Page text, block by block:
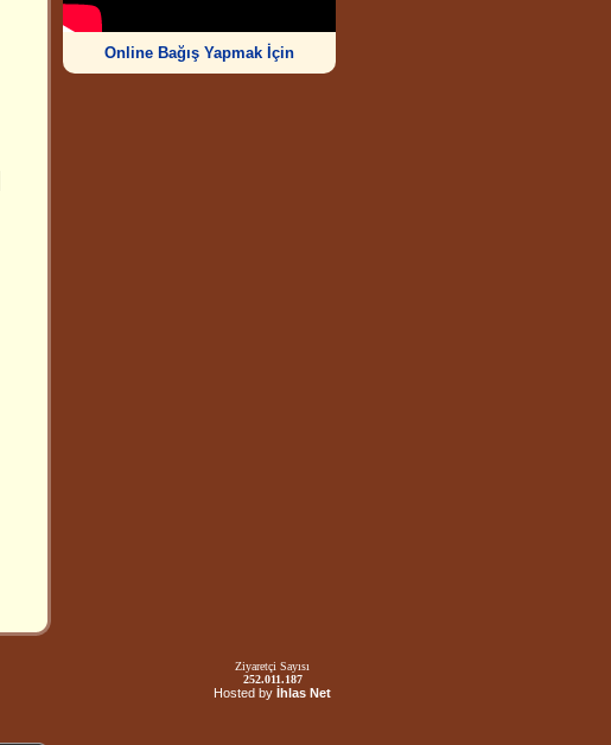
Online Bağış Yapmak İçin
Ziyaretçi Sayısı
252.011.187
Hosted by İhlas Net